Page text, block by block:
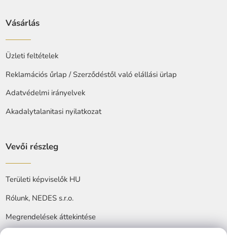
Vásárlás
Üzleti feltételek
Reklamációs űrlap / Szerződéstől való elállási ürlap
Adatvédelmi irányelvek
Akadalytalanitasi nyilatkozat
Vevői részleg
Területi képviselők HU
Rólunk, NEDES s.r.o.
Megrendelések áttekintése